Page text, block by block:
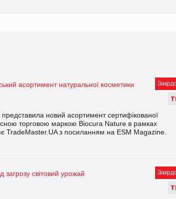
Т
асортимент натуральної косметики
новий асортимент сертифікованої
торговою маркою Biocura Nature в рамках
TradeMaster.UA з посиланням на ESM Magazine.
Т
загрозу світовий урожай